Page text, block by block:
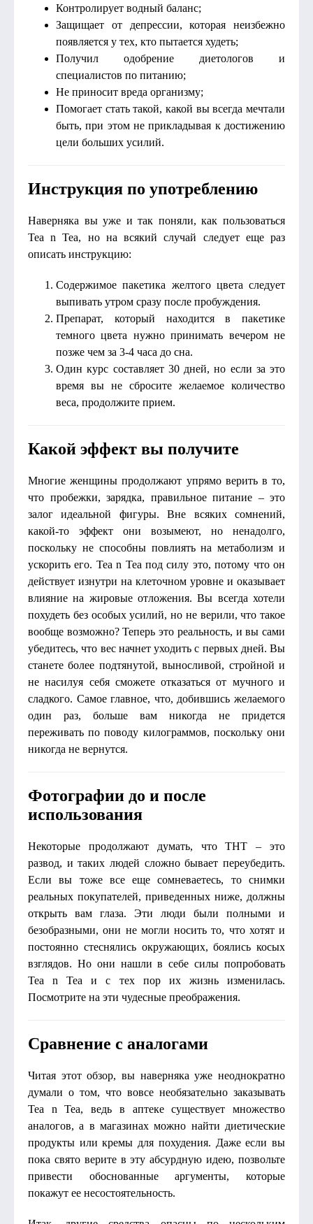
Контролирует водный баланс;
Защищает от депрессии, которая неизбежно
появляется у тех, кто пытается худеть;
Получил одобрение диетологов и
специалистов по питанию;
Не приносит вреда организму;
Помогает стать такой, какой вы всегда мечтали
быть, при этом не прикладывая к достижению
цели больших усилий.
Инструкция по употреблению
Наверняка вы уже и так поняли, как пользоваться
Tea n Tea, но на всякий случай следует еще раз
описать инструкцию:
Содержимое пакетика желтого цвета следует
выпивать утром сразу после пробуждения.
Препарат, который находится в пакетике
темного цвета нужно принимать вечером не
позже чем за 3-4 часа до сна.
Один курс составляет 30 дней, но если за это
время вы не сбросите желаемое количество
веса, продолжите прием.
Какой эффект вы получите
Многие женщины продолжают упрямо верить в то,
что пробежки, зарядка, правильное питание – это
залог идеальной фигуры. Вне всяких сомнений,
какой-то эффект они возымеют, но ненадолго,
поскольку не способны повлиять на метаболизм и
ускорить его. Tea n Tea под силу это, потому что он
действует изнутри на клеточном уровне и оказывает
влияние на жировые отложения. Вы всегда хотели
похудеть без особых усилий, но не верили, что такое
вообще возможно? Теперь это реальность, и вы сами
убедитесь, что вес начнет уходить с первых дней. Вы
станете более подтянутой, выносливой, стройной и
не насилуя себя сможете отказаться от мучного и
сладкого. Самое главное, что, добившись желаемого
один раз, больше вам никогда не придется
переживать по поводу килограммов, поскольку они
никогда не вернутся.
Фотографии до и после
использования
Некоторые продолжают думать, что ТНТ – это
развод, и таких людей сложно бывает переубедить.
Если вы тоже все еще сомневаетесь, то снимки
реальных покупателей, приведенных ниже, должны
открыть вам глаза. Эти люди были полными и
безобразными, они не могли носить то, что хотят и
постоянно стеснялись окружающих, боялись косых
взглядов. Но они нашли в себе силы попробовать
Tea n Tea и с тех пор их жизнь изменилась.
Посмотрите на эти чудесные преображения.
Сравнение с аналогами
Читая этот обзор, вы наверняка уже неоднократно
думали о том, что вовсе необязательно заказывать
Tea n Tea, ведь в аптеке существует множество
аналогов, а в магазинах можно найти диетические
продукты или кремы для похудения. Даже если вы
пока свято верите в эту абсурдную идею, позвольте
привести обоснованные аргументы, которые
покажут ее несостоятельность.